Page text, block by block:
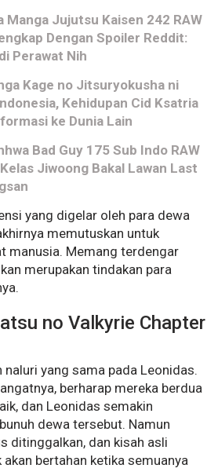
Manga Jujutsu Kaisen 242 RAW
Dengan Spoiler Reddit:
Perawat Nih
Kage no Jitsuryokusha ni
Kehidupan Cid Ksatria
ke Dunia Lain
Bad Guy 175 Sub Indo RAW
Jiwoong Bakal Lawan Last
yang digelar oleh para dewa
memutuskan untuk
manusia. Memang terdengar
merupakan tindakan para
no Valkyrie Chapter
yang sama pada Leonidas.
berharap mereka berdua
dan Leonidas semakin
dewa tersebut. Namun
ditinggalkan, dan kisah asli
bertahan ketika semuanya